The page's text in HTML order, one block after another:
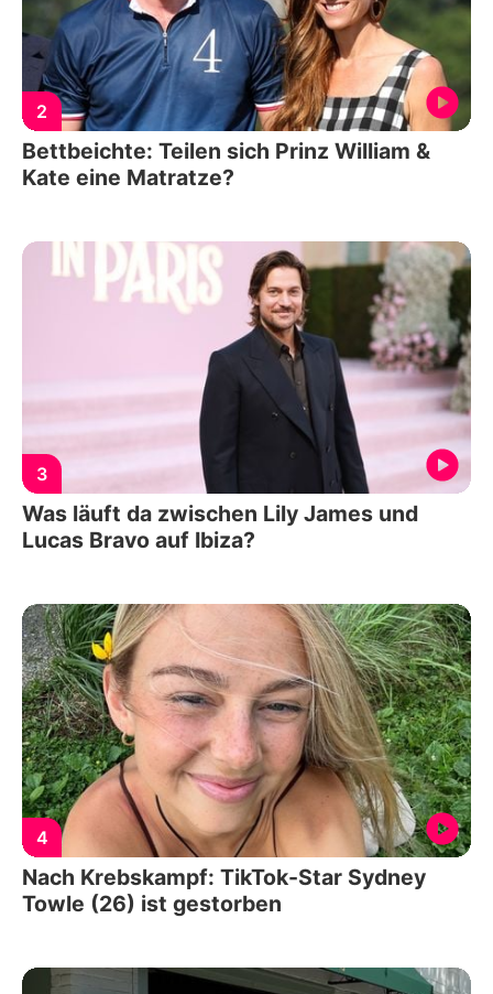
2
Bettbeichte: Teilen sich Prinz William &
Kate eine Matratze?
3
Was läuft da zwischen Lily James und
Lucas Bravo auf Ibiza?
4
Nach Krebskampf: TikTok-Star Sydney
Towle (26) ist gestorben